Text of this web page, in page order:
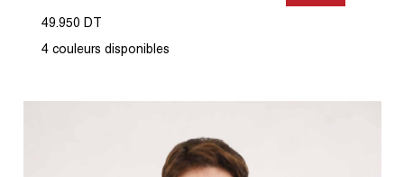
49.950 DT
4 couleurs disponibles